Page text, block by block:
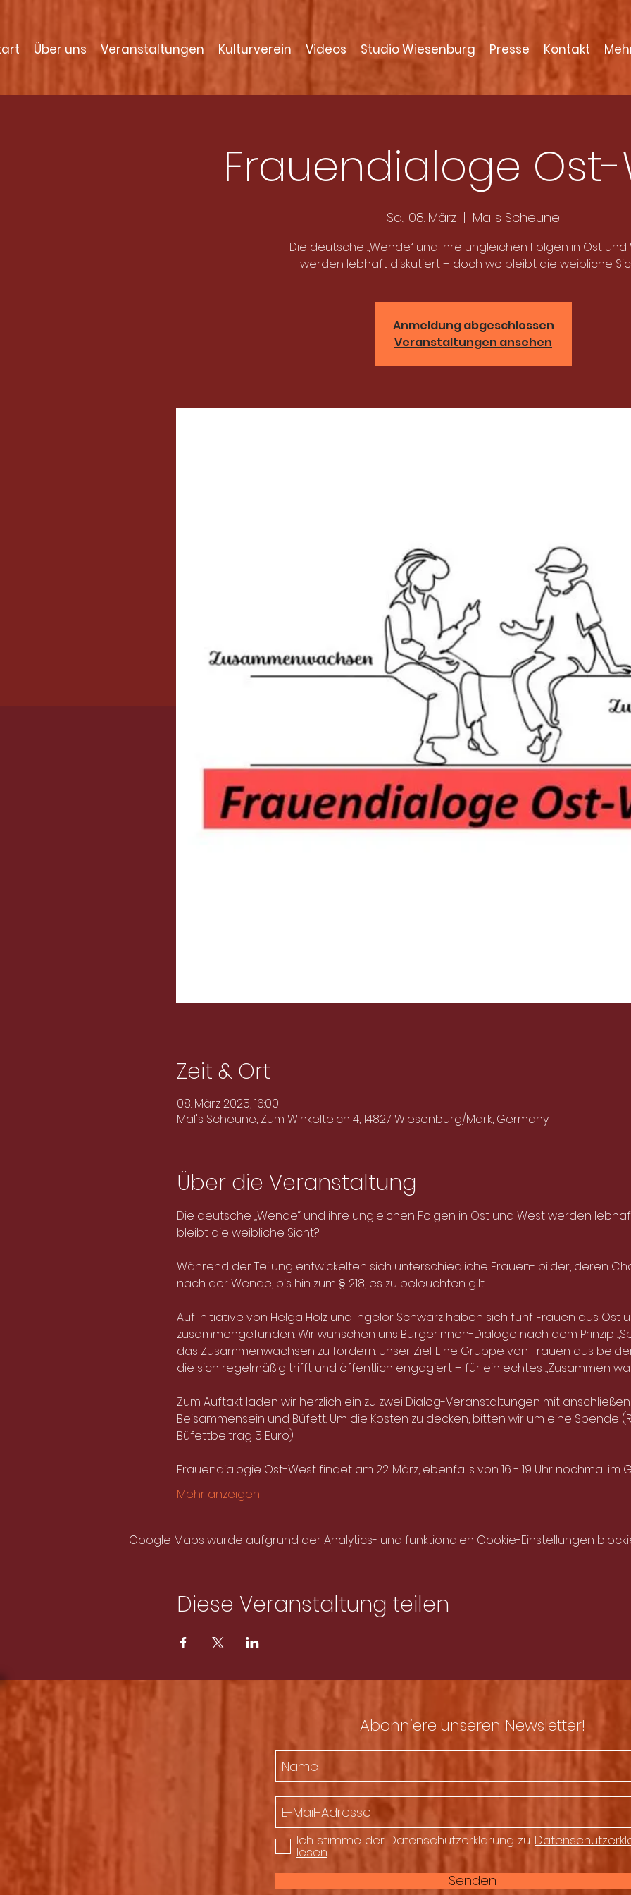
Über uns Veranstaltungen Kulturverein Videos Studio Wiesenburg Presse Kontakt
Frauendialoge
Sa., 08. März
  |
Mal's Scheune
Die deutsche „Wende“ und ihre ungleichen Folgen in Ost und
werden lebhaft diskutiert – doch wo bleibt die weibliche
Anmeldung abgeschlossen
Veranstaltungen ansehen
Zeit & Ort
08. März 2025, 16:00
Mal's Scheune, Zum Winkelteich 4, 14827 Wiesenburg/Mark, Germany
Über die Veranstaltung
Die deutsche „Wende“ und ihre ungleichen Folgen in Ost und West werden
bleibt die weibliche Sicht?
Während der Teilung entwickelten sich unterschiedliche Frauen- bilder, deren
nach der Wende, bis hin zum § 218, es zu beleuchten gilt.
Auf Initiative von Helga Holz und Ingelor Schwarz haben sich fünf Frauen aus Ost
zusammengefunden. Wir wünschen uns Bürgerinnen-Dialoge nach dem Prinzip
das Zusammenwachsen zu fördern. Unser Ziel: Eine Gruppe von Frauen aus
die sich regelmäßig trifft und öffentlich engagiert – für ein echtes „Zusammen
Zum Auftakt laden wir herzlich ein zu zwei Dialog-Veranstaltungen mit
Beisammensein und Büfett. Um die Kosten zu decken, bitten wir um eine Spende
Büfettbeitrag 5 Euro).
Frauendialogie Ost-West findet am 22. März, ebenfalls von 16 - 19 Uhr nochmal im
Mehr anzeigen
Google Maps wurde aufgrund der Analytics- und funktionalen Cookie-Einstellungen
Diese Veranstaltung teilen
Abonniere unseren Newsletter!
Ich stimme der Datenschutzerklärung zu.
lesen
Senden